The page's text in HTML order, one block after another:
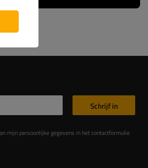
in overeenstemming met de Verordening van het Europees Parlement en de Raad (EU)
Schrijf in